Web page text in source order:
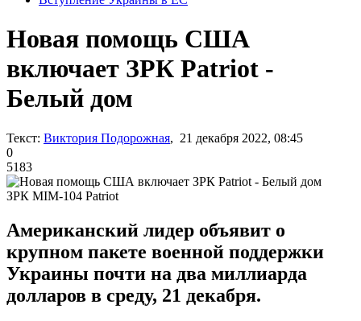
Новая помощь США
включает ЗРК Patriot -
Белый дом
Текст: Виктория Подорожная, 21 декабря 2022, 08:45
0
5183
ЗРК MIM-104 Patriot
Американский лидер объявит о
крупном пакете военной поддержки
Украины почти на два миллиарда
долларов в среду, 21 декабря.